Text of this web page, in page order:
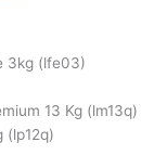
3kg (lfe03)
13 Kg (lm13q)
(lp12q)